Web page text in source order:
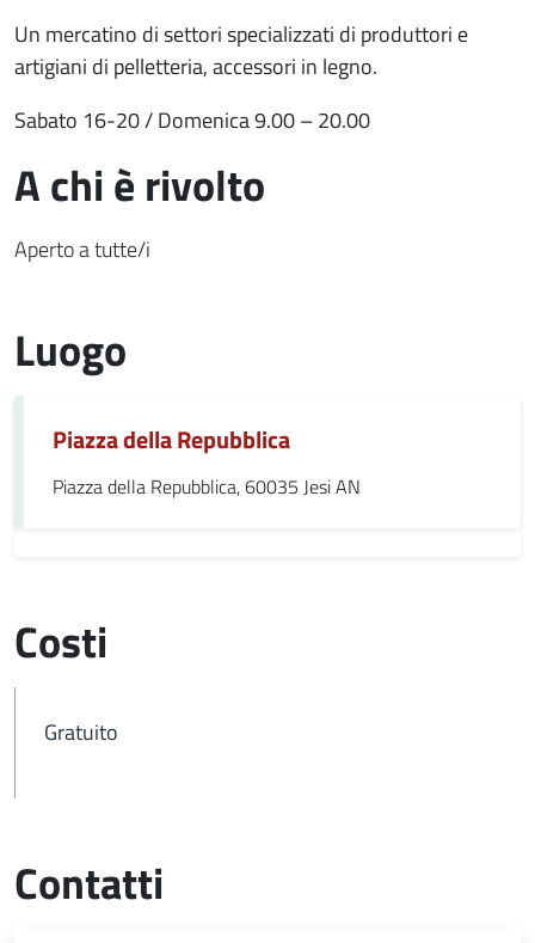
Un mercatino di settori specializzati di produttori e
artigiani di pelletteria, accessori in legno.
Sabato 16-20 / Domenica 9.00 – 20.00
A chi è rivolto
Aperto a tutte/i
Luogo
Piazza della Repubblica
Piazza della Repubblica, 60035 Jesi AN
Costi
Gratuito
Contatti